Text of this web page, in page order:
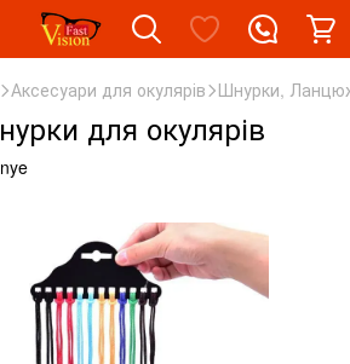
Аксесуари для окулярів Шнурки,
для окулярів